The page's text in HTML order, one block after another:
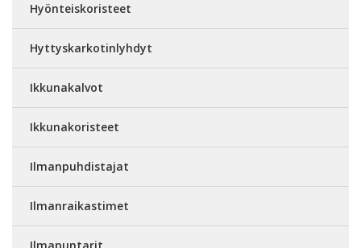
Hyönteiskoristeet
Hyttyskarkotinlyhdyt
Ikkunakalvot
Ikkunakoristeet
Ilmanpuhdistajat
Ilmanraikastimet